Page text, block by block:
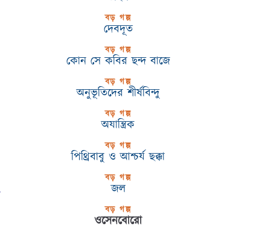
বড় গল্প
দেবদূত
বড় গল্প
কোন সে কবির ছন্দ বাজে
বড় গল্প
অনুভূতিদের শীর্ষবিন্দু
বড় গল্প
অযান্ত্রিক
বড় গল্প
পিথ্রিবাবু ও আশ্চর্য ছক্কা
বড় গল্প
জল
বড় গল্প
ওসেনবোরো